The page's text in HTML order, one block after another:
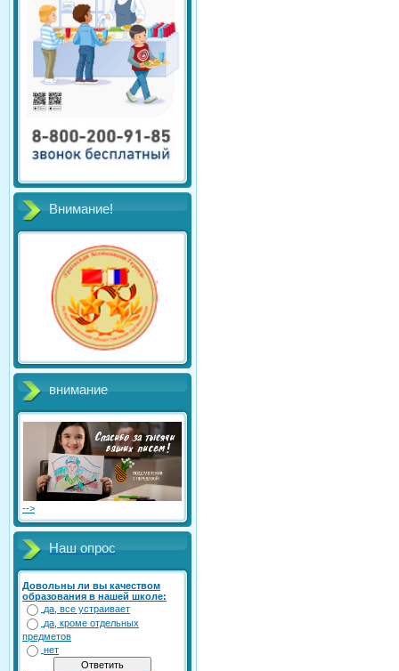
Внимание!
внимание
-->
Наш опрос
Довольны ли вы качеством
образования в нашей школе:
да, все устраивает
да, кроме отдельных
предметов
нет